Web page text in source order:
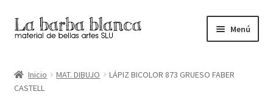
Ir
a
navegación
Ir
al
Menú
Carrito
Inicio MAT. DIBUJO
LÁPIZ BICOLOR 873 GRUESO FABER
CASTELL